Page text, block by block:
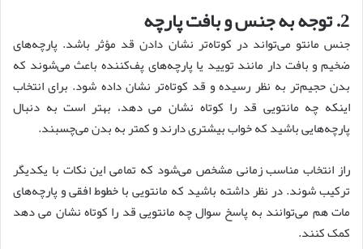
2. توجه به جنس و بافت پارچه
جنس مانتو می‌تواند در کوتاه‌تر نشان دادن قد مؤثر باشد. پارچه‌های
ضخیم و بافت دار مانند تویید یا پارچه‌های پف‌کننده باعث می‌شوند که
بدن حجیم‌تر به نظر رسیده و قد کوتاه‌تر نشان داده شود. برای انتخاب
اینکه چه مانتویی قد را کوتاه نشان می دهد، بهتر است به دنبال
پارچه‌هایی باشید که خواب بیشتری دارند و کمتر به بدن می‌چسبند.
راز انتخاب مناسب زمانی مشخص می‌شود که تمامی این نکات با یکدیگر
ترکیب شوند. در نظر داشته باشید که مانتویی با خطوط افقی و پارچه‌های
مات هم می‌توانند به پاسخ سوال چه مانتویی قد را کوتاه نشان می دهد
کمک کنند.